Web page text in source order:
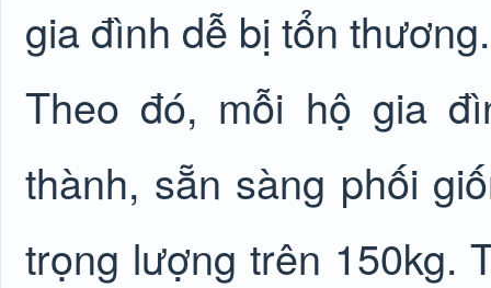
gia đình dễ bị tổn thương.
Theo đó, mỗi hộ gia
thành, sẵn sàng phối
trọng lượng trên 150kg.